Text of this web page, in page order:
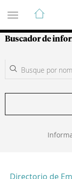
Guía de
Buscador de
Directorio de